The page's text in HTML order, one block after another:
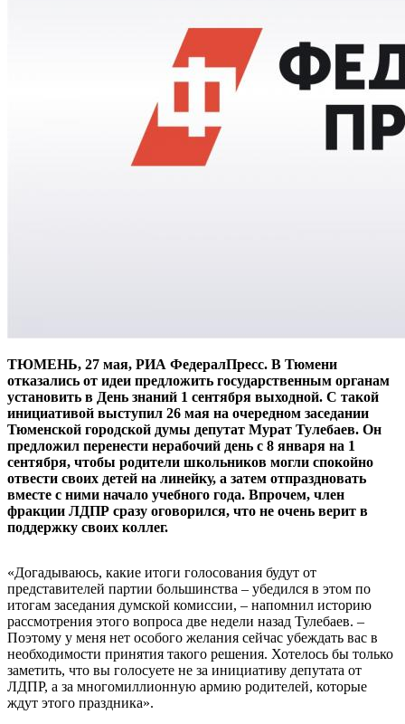
ТЮМЕНЬ, 27 мая, РИА ФедералПресс. В Тюмени
отказались от идеи предложить государственным органам
установить в День знаний 1 сентября выходной. С такой
инициативой выступил 26 мая на очередном заседании
Тюменской городской думы депутат Мурат Тулебаев. Он
предложил перенести нерабочий день с 8 января на 1
сентября, чтобы родители школьников могли спокойно
отвести своих детей на линейку, а затем отпраздновать
вместе с ними начало учебного года. Впрочем, член
фракции ЛДПР сразу оговорился, что не очень верит в
поддержку своих коллег.
«Догадываюсь, какие итоги голосования будут от
представителей партии большинства – убедился в этом по
итогам заседания думской комиссии, – напомнил историю
рассмотрения этого вопроса две недели назад Тулебаев. –
Поэтому у меня нет особого желания сейчас убеждать вас в
необходимости принятия такого решения. Хотелось бы только
заметить, что вы голосуете не за инициативу депутата от
ЛДПР, а за многомиллионную армию родителей, которые
ждут этого праздника».